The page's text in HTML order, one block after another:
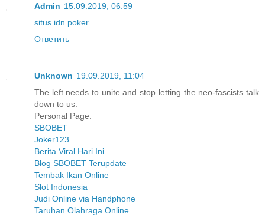
Admin 15.09.2019, 06:59
situs idn poker
Ответить
Unknown 19.09.2019, 11:04
The left needs to unite and stop letting the neo-fascists talk
down to us.
Personal Page:
SBOBET
Joker123
Berita Viral Hari Ini
Blog SBOBET Terupdate
Tembak Ikan Online
Slot Indonesia
Judi Online via Handphone
Taruhan Olahraga Online